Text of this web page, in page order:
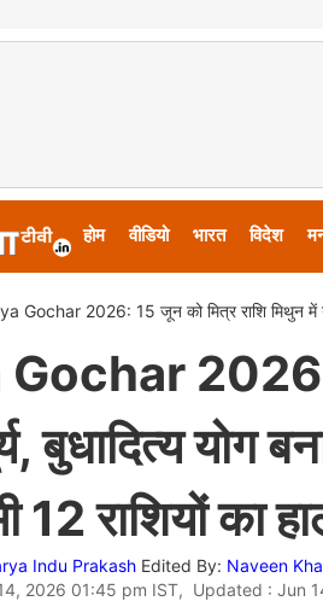
होम वीडियो भारत विदेश
Gochar 2026: 15 जून को मित्र राशि मिथुन में
2026:
बुधादित्य योग
12 राशियों का
Indu Prakash Edited By: Naveen
2026 01:45 pm IST, Updated : Jun